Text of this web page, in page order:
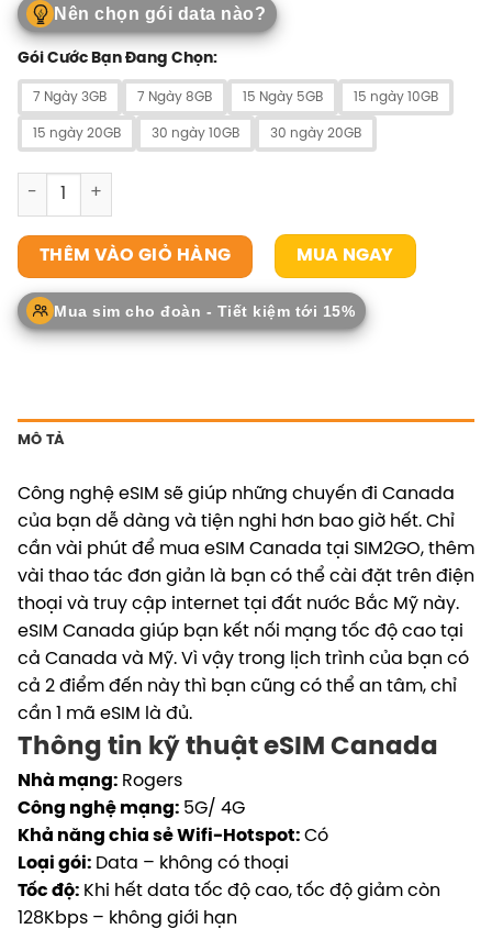
Nên chọn gói data nào?
Gói Cước Bạn Đang Chọn:
7 Ngày 3GB 7 Ngày 8GB 15 Ngày 5GB 15 ngày 10GB
15 ngày 20GB 30 ngày 10GB 30 ngày 20GB
eSIM Canada số lượng
THÊM VÀO GIỎ HÀNG MUA NGAY
Mua sim cho đoàn - Tiết kiệm tới 15%
MÔ TẢ
Công nghệ eSIM sẽ giúp những chuyến đi Canada
của bạn dễ dàng và tiện nghi hơn bao giờ hết. Chỉ
cần vài phút để mua eSIM Canada tại SIM2GO, thêm
vài thao tác đơn giản là bạn có thể cài đặt trên điện
thoại và truy cập internet tại đất nước Bắc Mỹ này.
eSIM Canada giúp bạn kết nối mạng tốc độ cao tại
cả Canada và Mỹ. Vì vậy trong lịch trình của bạn có
cả 2 điểm đến này thì bạn cũng có thể an tâm, chỉ
cần 1 mã eSIM là đủ.
Thông tin kỹ thuật eSIM Canada
Nhà mạng: Rogers
Công nghệ mạng: 5G/ 4G
Khả năng chia sẻ Wifi-Hotspot: Có
Loại gói: Data – không có thoại
Tốc độ: Khi hết data tốc độ cao, tốc độ giảm còn
128Kbps – không giới hạn